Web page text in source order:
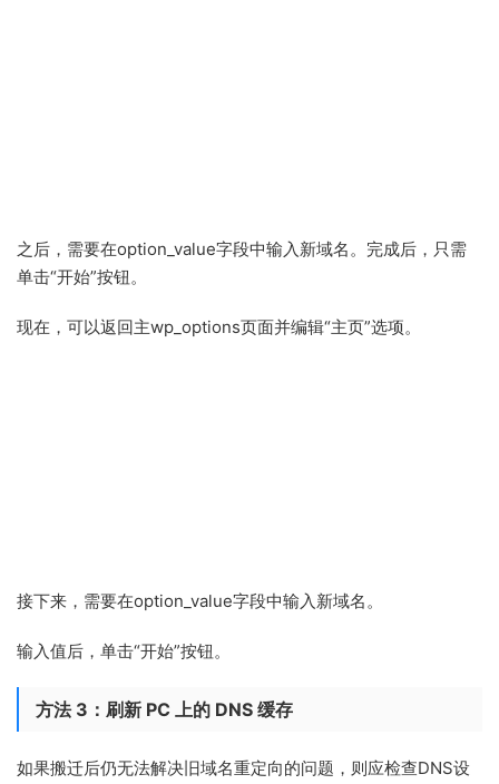
之后，需要在option_value字段中输入新域名。完成后，只需
单击“开始”按钮。
现在，可以返回主wp_options页面并编辑“主页”选项。
接下来，需要在option_value字段中输入新域名。
输入值后，单击“开始”按钮。
方法 3：刷新 PC 上的 DNS 缓存
如果搬迁后仍无法解决旧域名重定向的问题，则应检查DNS设